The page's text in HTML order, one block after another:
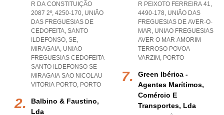
R DA CONSTITUIÇÃO
2087 2º, 4250-170, UNIÃO
DAS FREGUESIAS DE
CEDOFEITA, SANTO
ILDEFONSO, SE,
MIRAGAIA, UNIAO
FREGUESIAS CEDOFEITA
SANTO ILDEFONSO SE
MIRAGAIA SAO NICOLAU
VITORIA PORTO, PORTO
Balbino & Faustino,
Lda
R PEIXOTO FERREIRA 41,
4490-178, UNIÃO DAS
FREGUESIAS DE AVER-O-
MAR, UNIAO FREGUESIAS
AVER O MAR AMORIM
TERROSO POVOA
VARZIM , PORTO
Green Ibérica -
Agentes Marítimos,
Comércio E
Transportes, Lda